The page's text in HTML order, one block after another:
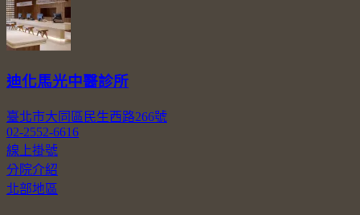
迪化馬光中醫診所
臺北市大同區民生西路266號
02-2552-6616
線上掛號
分院介紹
北部地區